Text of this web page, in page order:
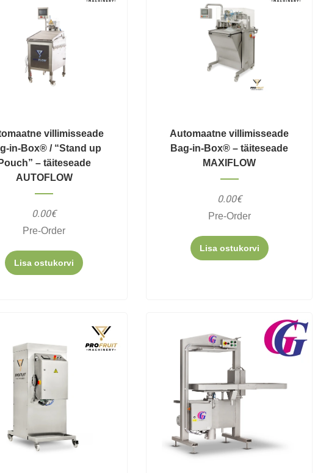
villimisseade
in-Box® / “Stand up
– täiteseade
AUTOFLOW
0.00€
Pre-Order
Lisa ostukorvi
Automaatne villimisseade
Bag-in-Box® – täiteseade
MAXIFLOW
0.00€
Pre-Order
Lisa ostukorvi